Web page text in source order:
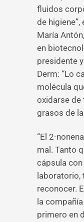
fluidos
de
María
en
presidente
Derm: “Lo
molécula
oxidarse de
grasos de
“El 2-
mal. Tanto
cápsula con
laboratorio,
reconocer.
la
primero en